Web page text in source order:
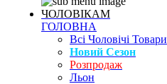
ЧОЛОВІКАМ
ГОЛОВНА
Всі Чоловічі Товари
Новий Сезон
Розпродаж
Льон